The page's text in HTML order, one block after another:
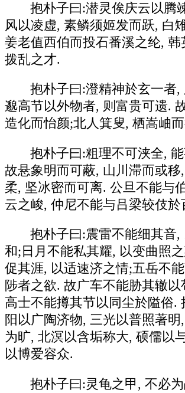
抱朴子曰:潜灵俟庆云以腾
风以凌虚, 素鳞须姬发而跃, 白
姜老值西伯而投石番溪之纶,
拨乱之才.
抱朴子曰:澄精神於玄一者,
邈高节以外物者, 则富贵可遗.
造化而怡颜;北人箕叟, 栖嵩岫
抱朴子曰:粗理不可浃全,
故悬象明而可蔽, 山川滞而或移
柔, 坚冰密而可离. 公旦不能与
云之峻, 仲尼不能与吕梁较伎於
抱朴子曰:震雷不能细其音,
和;日月不能私其耀, 以变曲照
促其涯, 以适速济之情;五岳不
陟者之欲. 故广车不能胁其辙以
高士不能撙其节以同尘於隘俗.
阳以广陶济物, 三光以普照著
为旷, 北溟以含垢称大, 硕儒以
以博爱容众.
抱朴子曰:灵龟之甲, 不必